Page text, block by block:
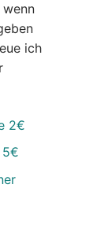
ich
2€
5€